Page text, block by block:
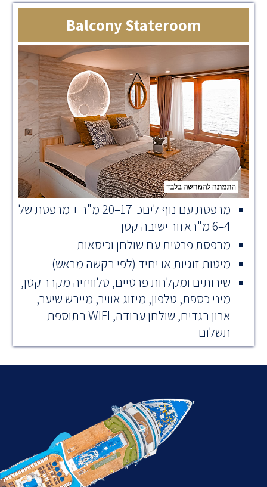
Balcony Stateroom
מרפסת עם נוף ליםכ־17–20 מ"ר + מרפסת של
4–6 מ"ראזור ישיבה קטן
מרפסת פרטית עם שולחן וכיסאות
מיטות זוגיות או יחיד (לפי בקשה מראש)
שירותים ומקלחת פרטיים, טלוויזיה מקרר קטן,
מיני כספת, טלפון, מיזוג אוויר, מייבש שיער,
ארון בגדים, שולחן עבודה, WIFI בתוספת
תשלום